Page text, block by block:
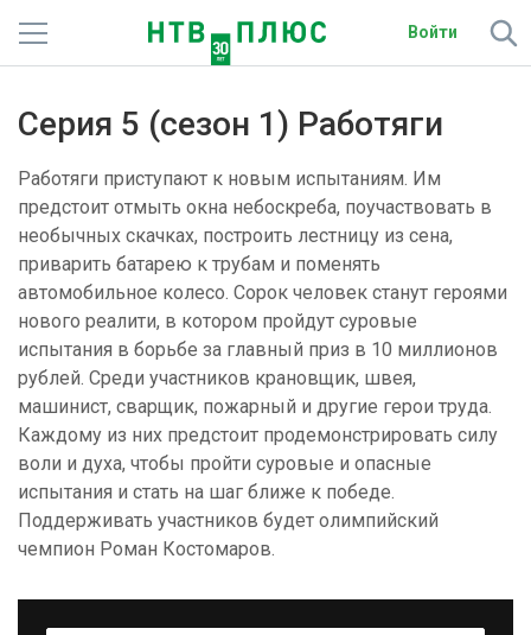
Войти
Фильмы и сериалы
Спорт
Подписки
Радио
Спутниковым абонентам
О сайте
Активировать промокод
Серия 5 (сезон 1) Работяги
Работяги приступают к новым испытаниям. Им
предстоит отмыть окна небоскреба, поучаствовать в
необычных скачках, построить лестницу из сена,
приварить батарею к трубам и поменять
автомобильное колесо. Сорок человек станут героями
нового реалити, в котором пройдут суровые
испытания в борьбе за главный приз в 10 миллионов
рублей. Среди участников крановщик, швея,
машинист, сварщик, пожарный и другие герои труда.
Каждому из них предстоит продемонстрировать силу
воли и духа, чтобы пройти суровые и опасные
испытания и стать на шаг ближе к победе.
Поддерживать участников будет олимпийский
чемпион Роман Костомаров.